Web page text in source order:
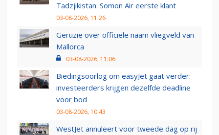
Tadzjikistan: Somon Air eerste klant
03-08-2026, 11:26
Geruzie over officiële naam vliegveld van
Mallorca
03-08-2026, 11:06
Biedingsoorlog om easyJet gaat verder:
investeerders krijgen dezelfde deadline
voor bod
03-08-2026, 10:43
WestJet annuleert voor tweede dag op rij